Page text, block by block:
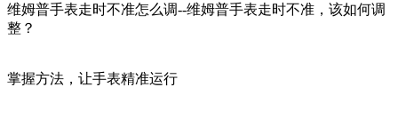
维姆普手表走时不准怎么调--维姆普手表走时不准，该如何调
整？
掌握方法，让手表精准运行